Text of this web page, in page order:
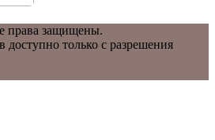
права защищены.
доступно только с разрешения